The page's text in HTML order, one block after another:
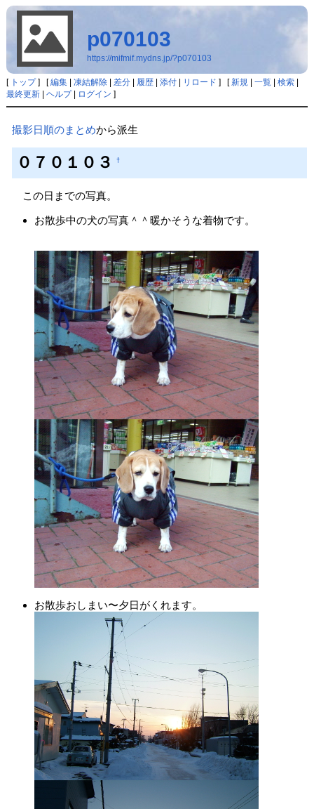
p070103
https://mifmif.mydns.jp/?p070103
[ トップ] [編集| 凍結解除| 差分| 履歴| 添付| リロード ] [新規| 一覧| 検索|
最終更新| ヘルプ| ログイン ]
撮影日順のまとめから派生
０７０１０３ †
この日までの写真。
お散歩中の犬の写真＾＾暖かそうな着物です。
お散歩おしまい〜夕日がくれます。